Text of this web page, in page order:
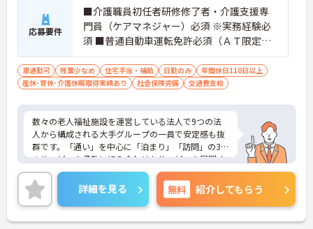
応募要件
■介護職員初任者研修修了者・介護支援専
門員（ケアマネジャー）必須 ※実務経験必
須 ■普通自動車運転免許必須（ＡＴ限定
可）必須 実務者研修（ホームヘルパー1級）
・介護福祉士あれば尚可
車通勤可 残業少なめ 住宅手当・補助 日勤のみ
年間休日110日以上
産休･育休･介護休暇取得実績あり
社会保険完備 交通費支給
数々の老人福祉施設を運営している法人で9つの法
人から構成される大手グループの一員で安定感も抜
群です。「通い」を中心に「泊まり」「訪問」の3つ
のサービスを柔軟に組み合わせたサービスを展開す
る小規模多機能型居宅介護でのケアマネジャー業務
をお任せいたします。年間休日113日、残業も少な
く、メリハリつけて働ける環境です。大手法人なら
ではの充実した福利厚生も魅力のひとつです。ご興
味のある方には、面接対策ポイントなど、さらに詳
詳細を見る 無料 紹介してもらう